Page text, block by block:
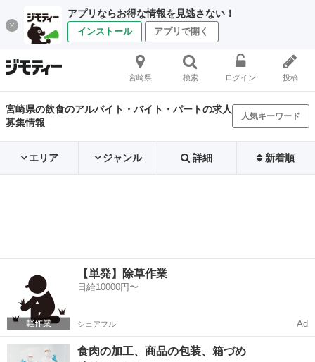
アプリならお得な情報を見逃さない！
インストール アプリで開く
宮崎県 検索 ログイン 投稿
宮崎県の飲食のアルバイト・バイト・パートの求人
募集情報
人気キーワード
エリア ジャンル 詳細 新着順
【単発】除草作業
日給10000円〜
シェアフル Ad
食肉の加工、商品の包装、箱づめ